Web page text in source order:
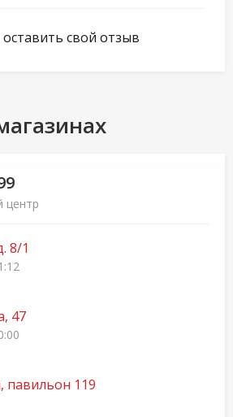
свой отзыв
центр
8/1
47
павильон 119